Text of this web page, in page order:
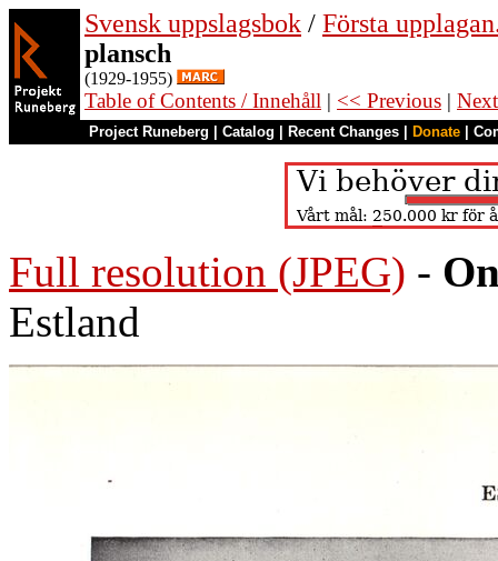
Svensk uppslagsbok / Första
plansch
(1929-1955)
Table of Contents / Innehåll | << Previous |
Project Runeberg Catalog Recent Changes Donate
Full resolution (JPEG) -
Estland